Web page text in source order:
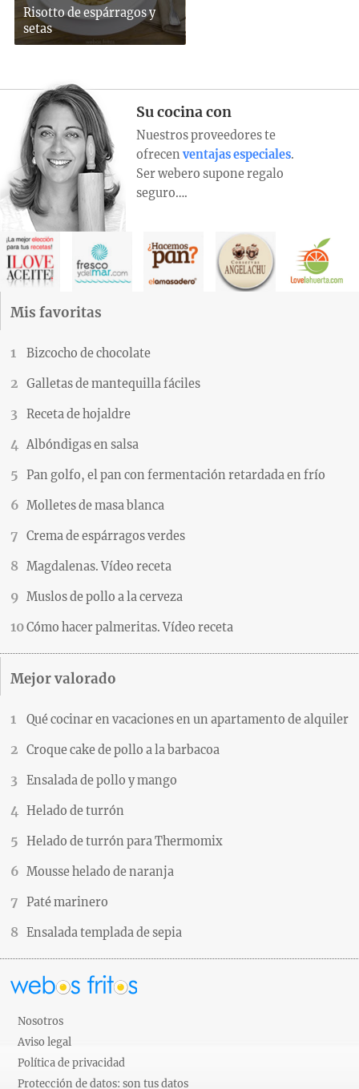
Risotto de espárragos y
setas
Su cocina con
Nuestros proveedores te
ofrecen ventajas especiales.
Ser webero supone regalo
seguro….
Mis favoritas
Bizcocho de chocolate
Galletas de mantequilla fáciles
Receta de hojaldre
Albóndigas en salsa
Pan golfo, el pan con fermentación retardada en frío
Molletes de masa blanca
Crema de espárragos verdes
Magdalenas. Vídeo receta
Muslos de pollo a la cerveza
Cómo hacer palmeritas. Vídeo receta
Mejor valorado
Qué cocinar en vacaciones en un apartamento de alquiler
Croque cake de pollo a la barbacoa
Ensalada de pollo y mango
Helado de turrón
Helado de turrón para Thermomix
Mousse helado de naranja
Paté marinero
Ensalada templada de sepia
Nosotros
Aviso legal
Política de privacidad
Protección de datos: son tus datos